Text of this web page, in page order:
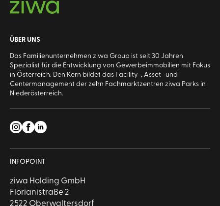
ÜBER UNS
Das Familienunternehmen ziwa Group ist seit 30 Jahren
Spezialist für die Entwicklung von Gewerbeimmobilien mit Fokus
in Österreich. Den Kern bildet das Facility-, Asset- und
Centermanagement der zehn Fachmarktzentren ziwa Parks in
Niederösterreich.
INFOPOINT
ziwa Holding GmbH
Florianistraße 2
2522 Oberwaltersdorf